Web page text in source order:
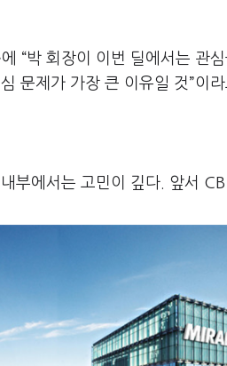
“박 회장이 이번 딜에서는 관
문제가 가장 큰 이유일 것”이라
부에서는 고민이 깊다. 앞서